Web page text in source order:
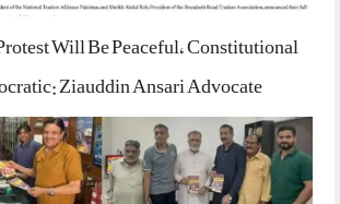
Will Be Peaceful, Constitutional
Ziauddin Ansari Advocate